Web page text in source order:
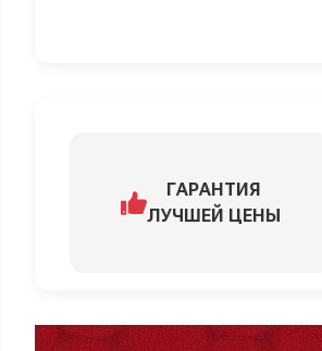
ГАРАНТИЯ
ЛУЧШЕЙ ЦЕНЫ